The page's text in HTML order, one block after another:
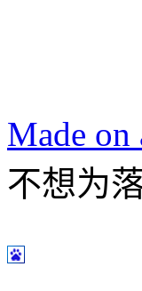
Made on
不想为